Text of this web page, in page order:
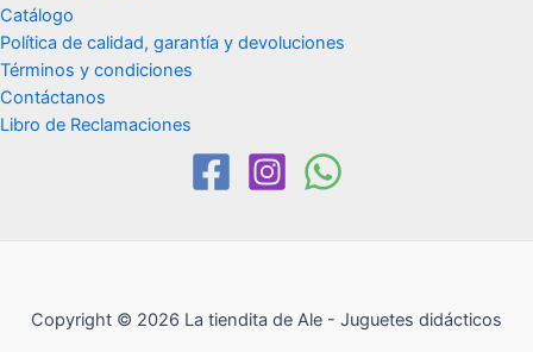
Catálogo
Política de calidad, garantía y devoluciones
Términos y condiciones
Contáctanos
Libro de Reclamaciones
Copyright © 2026 La tiendita de Ale - Juguetes didácticos